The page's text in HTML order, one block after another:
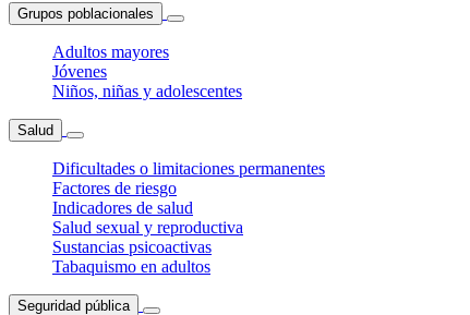
Grupos poblacionales
Adultos mayores
Jóvenes
Niños, niñas y adolescentes
Salud
Dificultades o limitaciones permanentes
Factores de riesgo
Indicadores de salud
Salud sexual y reproductiva
Sustancias psicoactivas
Tabaquismo en adultos
Seguridad pública